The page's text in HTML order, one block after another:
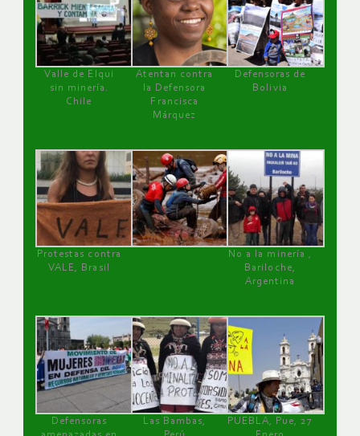
Valle de Elqui
sin minería.
Chile
Atentan contra
la Defensora
Francisca
Márquez
Defensoras de
Bolivia
Protestas contra
VALE, Brasil
No a la minería ,
Bariloche,
Argentina
Defensoras
Las Bambas,
PUEBLA, Pue, 27